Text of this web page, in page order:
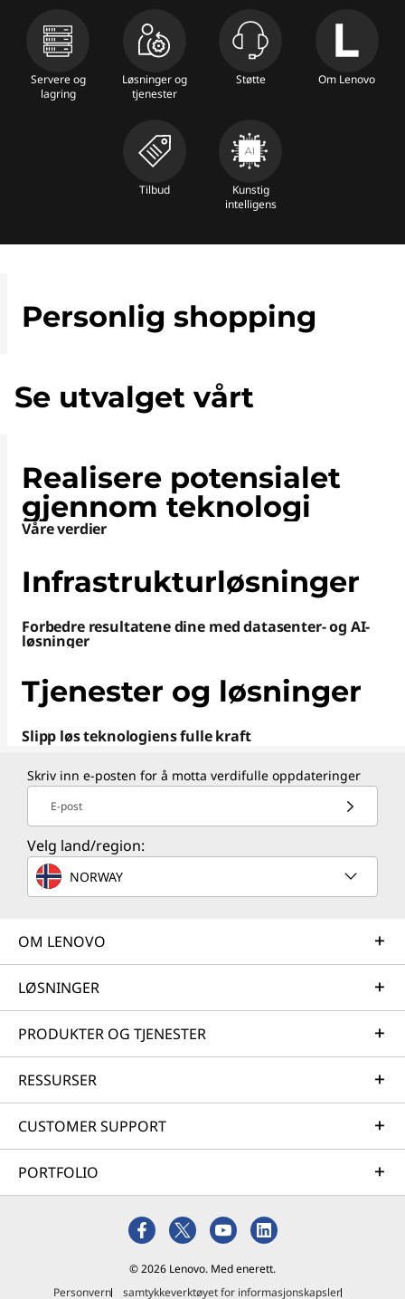
Servere og
lagring
Løsninger og
tjenester
Støtte Om Lenovo
Tilbud
Kunstig
intelligens
Personlig shopping
Se utvalget vårt
Realisere potensialet
gjennom teknologi
Våre verdier
Infrastrukturløsninger
Forbedre resultatene dine med datasenter- og AI-
løsninger
Tjenester og løsninger
Slipp løs teknologiens fulle kraft
Skriv inn e-posten for å motta verdifulle oppdateringer
E-post
Velg land/region:
NORWAY
OM LENOVO
LØSNINGER
PRODUKTER OG TJENESTER
RESSURSER
CUSTOMER SUPPORT
PORTFOLIO
© 2026 Lenovo. Med enerett.
Personvern
samtykkeverktøyet for informasjonskapsler